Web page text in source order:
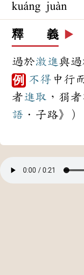
kuáng juàn
釋 義 ▶️
過於激進與
例 不得 中行
者進取 ，狷
語 ．子路》）